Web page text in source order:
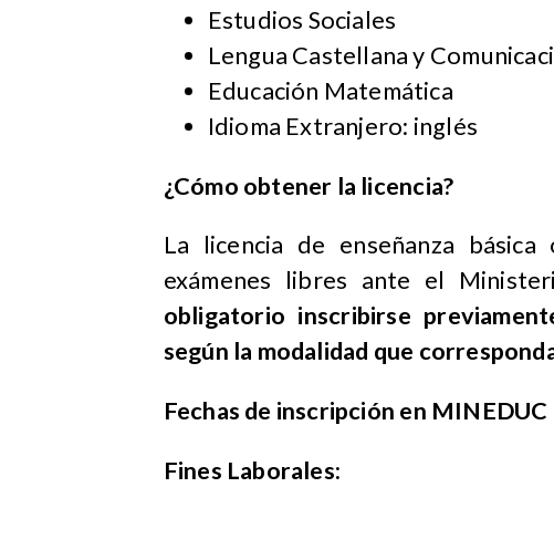
Estudios Sociales
Lengua Castellana y
Educación Matemática
Idioma Extranjero: inglés
¿Cómo obtener la licencia?
La licencia de enseñanza
exámenes libres ante el
obligatorio inscribirse
según la modalidad que
Fechas de inscripción en MINEDUC
Fines Laborales: